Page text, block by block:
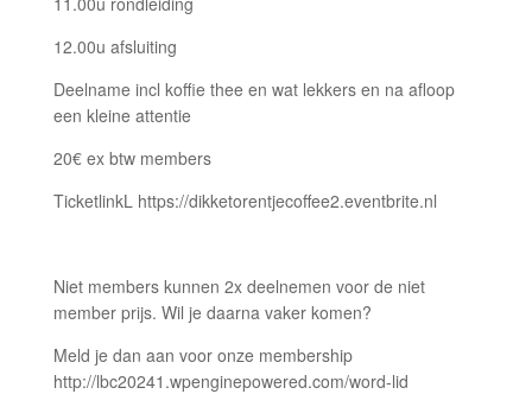
12.00u afsluiting
Deelname incl koffie thee en wat lekkers en na afloop
een kleine attentie
20€ ex btw members
TicketlinkL https://dikketorentjecoffee2.eventbrite.nl
Niet members kunnen 2x deelnemen voor de niet
member prijs. Wil je daarna vaker komen?
Meld je dan aan voor onze membership
http://lbc20241.wpenginepowered.com/word-lid